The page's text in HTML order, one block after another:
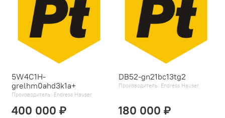
5W4C1H-
grelhm0ahd3k1a+
Производитель: Endress Hauser
400 000 ₽
DB52-gn21bc13tg2
Производитель: Endress Hauser
180 000 ₽